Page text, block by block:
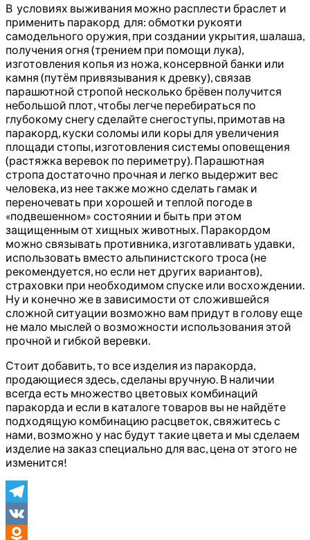
В условиях выживания можно расплести браслет и
применить паракорд для: обмотки рукояти
самодельного оружия, при создании укрытия, шалаша,
получения огня (трением при помощи лука),
изготовления копья из ножа, консервной банки или
камня (путём привязывания к древку), связав
парашютной стропой несколько брёвен получится
небольшой плот, чтобы легче перебираться по
глубокому снегу сделайте снегоступы, примотав на
паракорд, куски соломы или коры для увеличения
площади стопы, изготовления системы оповещения
(растяжка веревок по периметру). Парашютная
стропа достаточно прочная и легко выдержит вес
человека, из нее также можно сделать гамак и
переночевать при хорошей и теплой погоде в
«подвешенном» состоянии и быть при этом
защищенным от хищных животных. Паракордом
можно связывать противника, изготавливать удавки,
использовать вместо альпинистского троса (не
рекомендуется, но если нет других вариантов),
страховки при необходимом спуске или восхождении.
Ну и конечно же в зависимости от сложившейся
сложной ситуации возможно вам придут в голову еще
не мало мыслей о возможности использования этой
прочной и гибкой веревки.
Стоит добавить, то все изделия из паракорда,
продающиеся здесь, сделаны вручную. В наличии
всегда есть множество цветовых комбинаций
паракорда и если в каталоге товаров вы не найдёте
подходящую комбинацию расцветок, свяжитесь с
нами, возможно у нас будут такие цвета и мы сделаем
изделие на заказ специально для вас, цена от этого не
изменится!
Telegram
VK